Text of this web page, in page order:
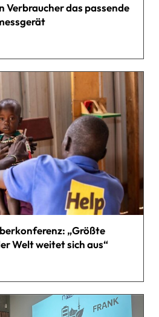
Verbraucher das passende
„Größte
Welt weitet sich aus“